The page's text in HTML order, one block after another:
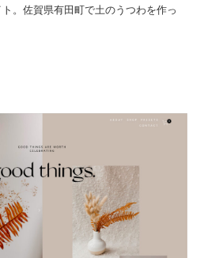
。佐賀県有田町で土のうつわを作っ